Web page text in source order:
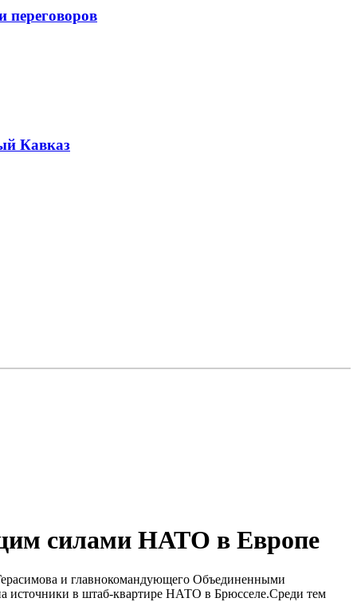
переговоров
Кавказ
силами НАТО в Европе
и главнокомандующего Объединенными
источники в штаб-квартире НАТО в Брюсселе.Среди тем